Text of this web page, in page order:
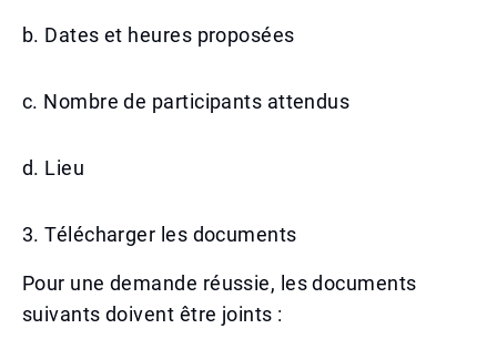
b. Dates et heures proposées
c. Nombre de participants attendus
d. Lieu
3. Télécharger les documents
Pour une demande réussie, les documents
suivants doivent être joints :